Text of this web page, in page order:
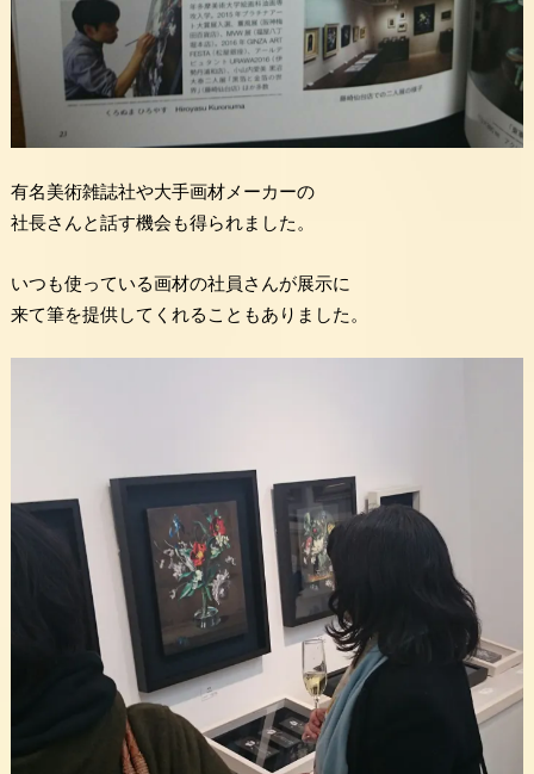
有名美術雑誌社や大手画材メーカーの
社長さんと話す機会も得られました。
いつも使っている画材の社員さんが展示に
来て筆を提供してくれることもありました。